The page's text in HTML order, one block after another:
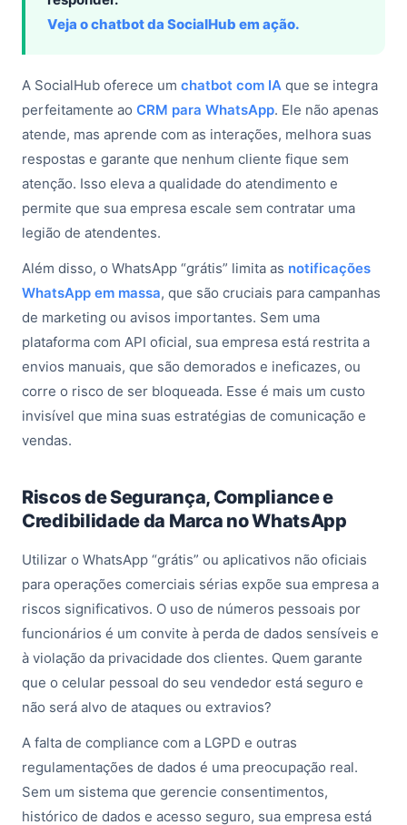
Veja o chatbot da SocialHub em ação.
A SocialHub oferece um chatbot com IA que se integra
perfeitamente ao CRM para WhatsApp. Ele não apenas
atende, mas aprende com as interações, melhora suas
respostas e garante que nenhum cliente fique sem
atenção. Isso eleva a qualidade do atendimento e
permite que sua empresa escale sem contratar uma
legião de atendentes.
Além disso, o WhatsApp “grátis” limita as notificações
WhatsApp em massa, que são cruciais para campanhas
de marketing ou avisos importantes. Sem uma
plataforma com API oficial, sua empresa está restrita a
envios manuais, que são demorados e ineficazes, ou
corre o risco de ser bloqueada. Esse é mais um custo
invisível que mina suas estratégias de comunicação e
vendas.
Riscos de Segurança, Compliance e
Credibilidade da Marca no WhatsApp
Utilizar o WhatsApp “grátis” ou aplicativos não oficiais
para operações comerciais sérias expõe sua empresa a
riscos significativos. O uso de números pessoais por
funcionários é um convite à perda de dados sensíveis e
à violação da privacidade dos clientes. Quem garante
que o celular pessoal do seu vendedor está seguro e
não será alvo de ataques ou extravios?
A falta de compliance com a LGPD e outras
regulamentações de dados é uma preocupação real.
Sem um sistema que gerencie consentimentos,
histórico de dados e acesso seguro, sua empresa está